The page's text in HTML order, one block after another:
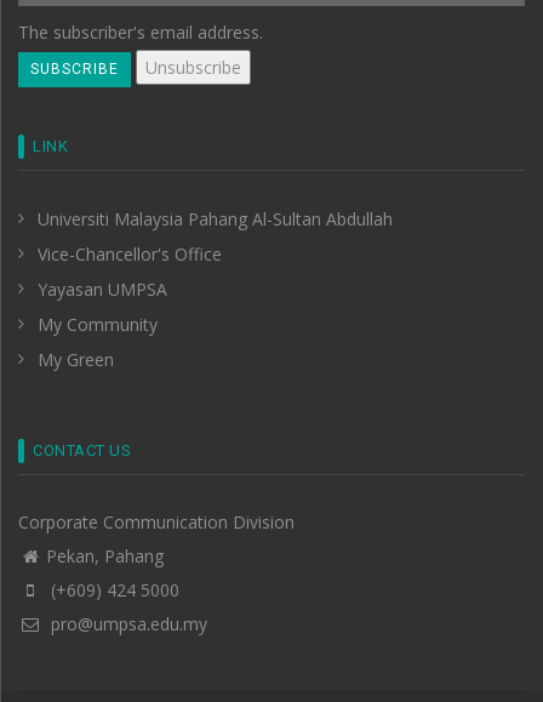
The subscriber's email address.
LINK
Universiti Malaysia Pahang Al-Sultan Abdullah
Vice-Chancellor's Office
Yayasan UMPSA
My Community
My Green
CONTACT US
Corporate Communication Division
Pekan, Pahang
(+609) 424 5000
pro@umpsa.edu.my